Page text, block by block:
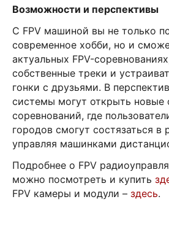
Возможности и перспективы
С FPV машиной вы не только
современное хобби, но и
актуальных FPV-
собственные треки и
гонки с друзьями. В
системы могут открыть
соревнований, где
городов смогут состязаться в
управляя машинками
Подробнее о FPV
можно посмотреть и купить
FPV камеры и модули – здесь.